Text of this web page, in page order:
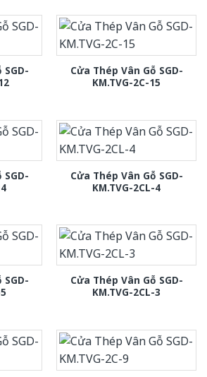
Cửa Thép Vân Gỗ SGD-
KM.TVG-2C-15
Cửa Thép Vân Gỗ SGD-
KM.TVG-2CL-4
Cửa Thép Vân Gỗ SGD-
KM.TVG-2CL-3